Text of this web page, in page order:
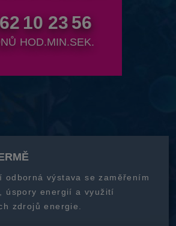
10
HOD.
23
MIN.
55
SEK.
odborná výstava se zaměřením
úspory energií a využití
zdrojů energie.